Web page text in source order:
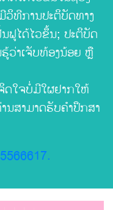
ວິທີການປະຕິບັດທາງ
ຟູໄດ້ໄວຂຶ້ນ; ປະຕິບັດ
ວ່າເຈັບທ້ອງນ້ອຍ ຫຼື
ດໃຈບໍ່ມີໃຜຢາກໃຫ້
ສາມາດຮັບຄໍາປຶກສາ